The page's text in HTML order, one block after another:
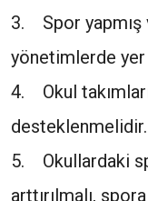
3. Spor yapmış
yönetimlerde yer
4. Okul
desteklenmelidir.
5. Okullardaki
arttırılmalı,